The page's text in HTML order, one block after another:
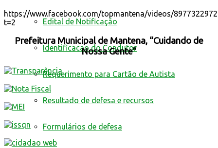
Edital de Notificação
Identificacao do Condutor
Requerimento para Cartão de Autista
Resultado de defesa e recursos
Formulários de defesa
https://www.facebook.com/topmantena/videos/
t=2
Prefeitura Municipal de Mantena, “Cuidando de
Nossa Gente”